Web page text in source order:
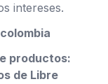
intereses.
productos:
de Libre